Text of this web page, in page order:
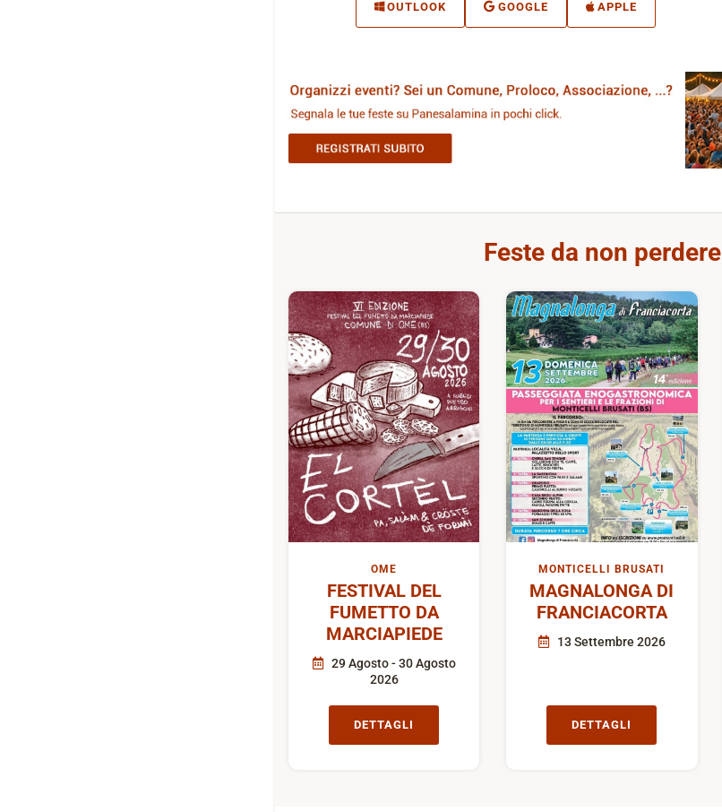
OUTLOOK GOOGLE APPLE
Feste da non perdere
OME
FESTIVAL DEL
FUMETTO DA
MARCIAPIEDE
29 Agosto - 30 Agosto
2026
DETTAGLI
MONTICELLI BRUSATI
MAGNALONGA DI
FRANCIACORTA
13 Settembre 2026
DETTAGLI